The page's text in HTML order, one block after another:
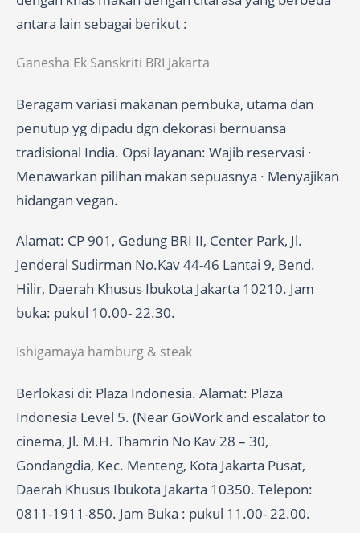
antara lain sebagai berikut :
Ganesha Ek Sanskriti BRI Jakarta
Beragam variasi makanan pembuka, utama dan
penutup yg dipadu dgn dekorasi bernuansa
tradisional India. Opsi layanan: Wajib reservasi ·
Menawarkan pilihan makan sepuasnya · Menyajikan
hidangan vegan.
Alamat: CP 901, Gedung BRI II, Center Park, Jl.
Jenderal Sudirman No.Kav 44-46 Lantai 9, Bend.
Hilir, Daerah Khusus Ibukota Jakarta 10210. Jam
buka: pukul 10.00- 22.30.
Ishigamaya hamburg & steak
Berlokasi di: Plaza Indonesia. Alamat: Plaza
Indonesia Level 5. (Near GoWork and escalator to
cinema, Jl. M.H. Thamrin No Kav 28 – 30,
Gondangdia, Kec. Menteng, Kota Jakarta Pusat,
Daerah Khusus Ibukota Jakarta 10350. Telepon:
0811-1911-850. Jam Buka : pukul 11.00- 22.00.